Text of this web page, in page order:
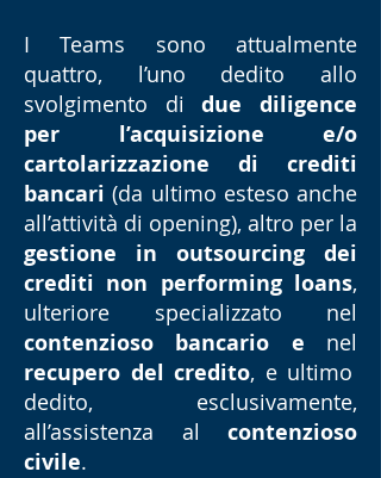
Intermediazione Finanziaria,
Fondi d’Investimento, Società,
Enti Pubblici e Privatinelle
attività giudiziali di credit
servicing, litigation e
concorsuale.
Lo Studio nasce aReggio
Calabria, città natìa dell’Avv.
Gerolamo Carlo Grillo Zappia,
suo fondatore, nel
1967,
estendendo la propria
competenza, sin da allora, su
tutto il territorio nazionale.
Oggi Reggio Calabria ospita
I Teams sono attualmente
quattro, l’uno dedito allo
svolgimento didue diligence
per l’acquisizione e/o
cartolarizzazione di crediti
bancari (da ultimo esteso anche
all’attività di opening), altro per la
gestione in outsourcing dei
crediti non performing loans,
ulteriore specializzato nel
contenzioso bancario e nel
recupero del credito, e ultimo
dedito, esclusivamente,
all’assistenza al contenzioso
civile.